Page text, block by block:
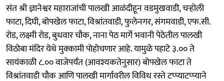
संत श्री ज्ञानेश्वर महाराजांची पालखी आळंदीहून वडमुखवाडी, चऱ्होली
फाटा, दिघी, बोपखेल फाटा, विश्रांतवाडी, फुलेनगर, संगमवाडी, एफ.सी.
रोड, लक्ष्मी रोड, बुधवार चौक, नाना पेठ मार्गे भवानी पेठेतील पालखी
विठोबा मंदिर येथे मुक्कामी पोहोचणार आहे. यामुळे पहाटे ३.०० ते
सायंकाळी ८.०० वाजेपर्यंत (आवश्यकतेनुसार) बोपखेल फाटा ते
विश्रांतवाडी चौक आणि पालखी मार्गावरील विविध रस्ते टप्प्याटप्प्याने